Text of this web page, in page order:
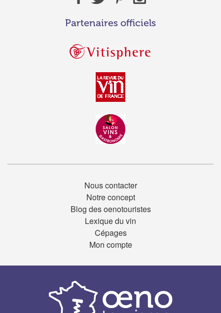
Partenaires officiels
Nous contacter
Notre concept
Blog des oenotouristes
Lexique du vin
Cépages
Mon compte